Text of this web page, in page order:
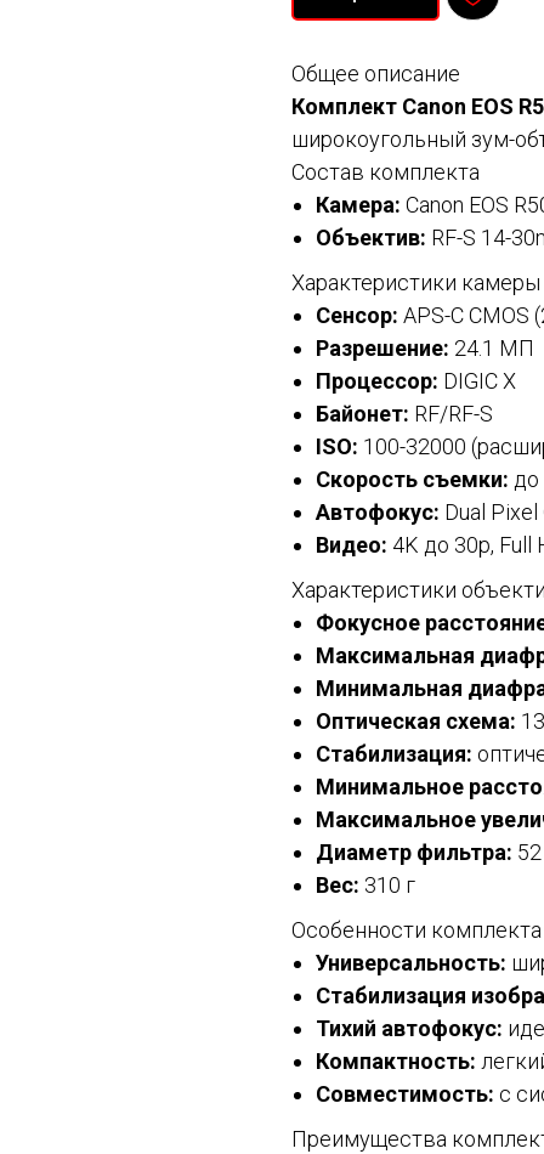
Общее описание
Комплект Canon EOS
широкоугольный зум-
Состав комплекта
Камера: Canon EOS
Объектив: RF-S 14-
Характеристики камеры
Сенсор: APS-C CMOS
Разрешение: 24.1 МП
Процессор: DIGIC X
Байонет: RF/RF-S
ISO: 100-32000
Скорость съемки: до
Автофокус: Dual Pixel
Видео: 4K до 30p, Full
Характеристики
Фокусное
Максимальная
Минимальная
Оптическая схема:
Стабилизация:
Минимальное
Максимальное
Диаметр фильтра:
Вес: 310 г
Особенности комплекта
Универсальность:
Стабилизация
Тихий автофокус:
Компактность:
Совместимость: с
Преимущества